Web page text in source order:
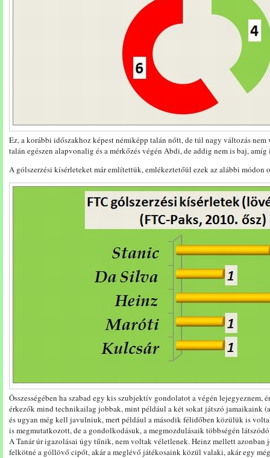
Ez, a korábbi időszakhoz képest némiképp talán nőtt, de túl nagy változás
talán egészen alapvonalig és a mérkőzés végén Abdi, de addig nem is baj,
A gólszerzési kísérleteket már említettük, emlékeztetőül ezek az alábbi
Összességében ha szabad egy kis szubjektív gondolatot a végén lejegyeznem,
érkezők mind technikailag jobbak, mint például a két sokat játszó jamaikaink
és ugyan még kell javulniuk, mert például a második félidőben közülük is
is megmutatkozott, de a gondolkodásuk, a megmozdulásaik többségén
A Tanár úr igazolásai úgy tűnik, nem voltak véletlenek. Heinz mellett azonban
felkötné a góllövő cipőt, akár a meglévő játékosaink közül valaki, akár egy